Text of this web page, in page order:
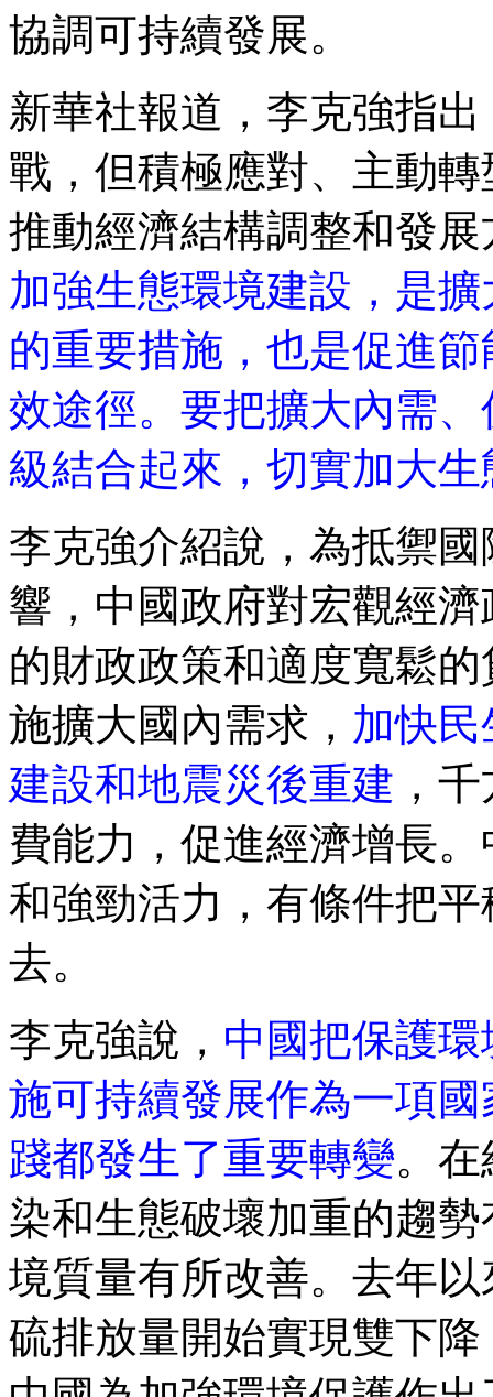
協調可持續發展。
新華社報道，李克強指
戰，但積極應對、主動
推動經濟結構調整和發
加強生態環境建設，是
的重要措施，也是促進
效途徑。要把擴大內需
級結合起來，切實加大
李克強介紹說，為抵禦
響，中國政府對宏觀經
的財政政策和適度寬鬆
施擴大國內需求， 加快
建設和地震災後重建 ，
費能力，促進經濟增長
和強勁活力，有條件把
去。
李克強說， 中國把保護
施可持續發展作為一項
踐都發生了重要轉變。
染和生態破壞加重的趨
境質量有所改善。去年
硫排放量開始實現雙下